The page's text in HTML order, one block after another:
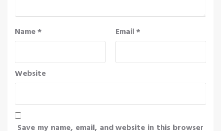
Name* Email*
Website
Save my name, email, and website in this browser